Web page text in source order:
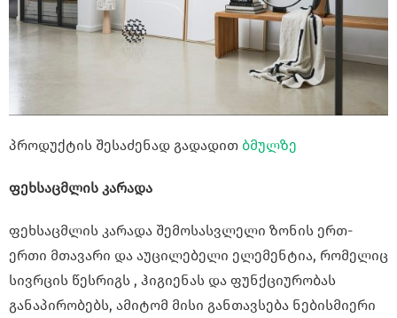
პროდუქტის შესაძენად გადადით ბმულზე
ფეხსაცმლის კარადა
ფეხსაცმლის კარადა შემოსასვლელი ზონის ერთ-
ერთი მთავარი და აუცილებელი ელემენტია, რომელიც
სივრცის წესრიგს , ჰიგიენას და ფუნქციურობას
განაპირობებს, ამიტომ მისი განთავსება ნებისმიერი